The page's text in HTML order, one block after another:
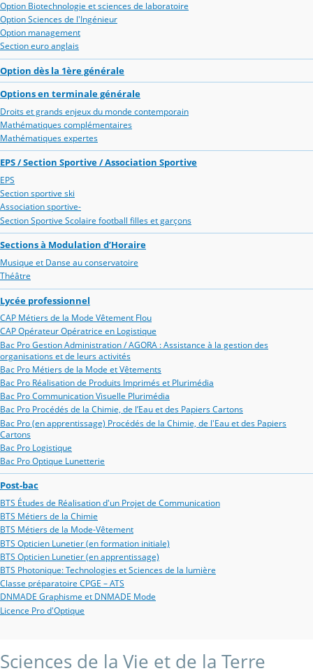
Option Biotechnologie et sciences de laboratoire
Option Sciences de l'Ingénieur
Option management
Section euro anglais
Option dès la 1ère générale
Options en terminale générale
Droits et grands enjeux du monde contemporain
Mathématiques complémentaires
Mathématiques expertes
EPS / Section Sportive / Association Sportive
EPS
Section sportive ski
Association sportive-
Section Sportive Scolaire football filles et garçons
Sections à Modulation d’Horaire
Musique et Danse au conservatoire
Théâtre
Lycée professionnel
CAP Métiers de la Mode Vêtement Flou
CAP Opérateur Opératrice en Logistique
Bac Pro Gestion Administration / AGORA : Assistance à la gestion des
organisations et de leurs activités
Bac Pro Métiers de la Mode et Vêtements
Bac Pro Réalisation de Produits Imprimés et Plurimédia
Bac Pro Communication Visuelle Plurimédia
Bac Pro Procédés de la Chimie, de l’Eau et des Papiers Cartons
Bac Pro (en apprentissage) Procédés de la Chimie, de l'Eau et des Papiers
Cartons
Bac Pro Logistique
Bac Pro Optique Lunetterie
Post-bac
BTS Études de Réalisation d'un Projet de Communication
BTS Métiers de la Chimie
BTS Métiers de la Mode-Vêtement
BTS Opticien Lunetier (en formation initiale)
BTS Opticien Lunetier (en apprentissage)
BTS Photonique: Technologies et Sciences de la lumière
Classe préparatoire CPGE – ATS
DNMADE Graphisme et DNMADE Mode
Licence Pro d'Optique
Sciences de la Vie et de la Terre